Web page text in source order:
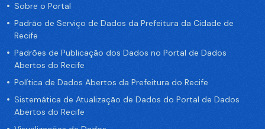
Sobre o Portal
Padrão de Serviço de Dados da Prefeitura da Cidade de
Recife
Padrões de Publicação dos Dados no Portal de Dados
Abertos do Recife
Política de Dados Abertos da Prefeitura do Recife
Sistemática de Atualização de Dados do Portal de Dados
Abertos do Recife